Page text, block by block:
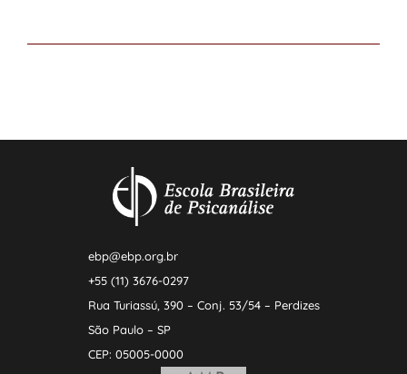
ebp@ebp.org.br
+55 (11) 3676-0297
Rua Turiassú, 390 – Conj. 53/54 – Perdizes
São Paulo – SP
CEP: 05005-0000